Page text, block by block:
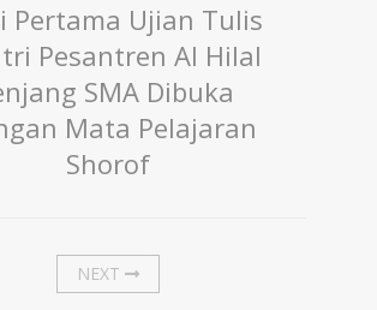
Pertama Ujian Tulis
Pesantren Al Hilal
SMA Dibuka
Mata Pelajaran
Shorof
NEXT